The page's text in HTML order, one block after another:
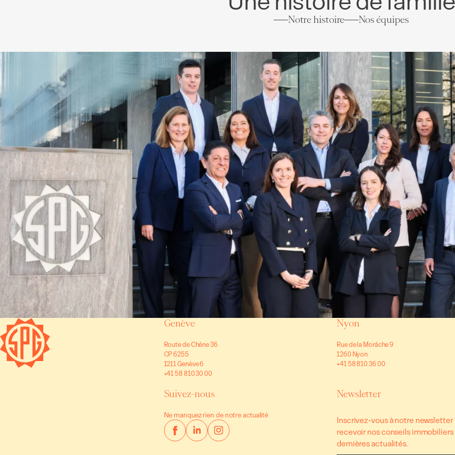
Notre histoire Nos équipes
Genève
Route de Chêne 36
CP 6255
1211 Genève 6
+41 58 810 30 00
Nyon
Rue de la Morâche 9
1260 Nyon
+41 58 810 36 00
Suivez-nous
Ne manquez rien de notre actualité
Newsletter
Inscrivez-vous à notre newsletter
recevoir nos conseils immobiliers
dernières actualités.